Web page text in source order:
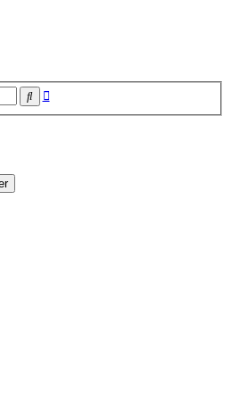
Rechercher
Recherche